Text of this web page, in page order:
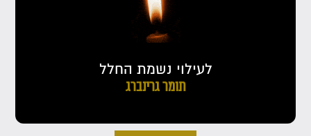
לעילוי נשמת החלל
תומר גרינברג